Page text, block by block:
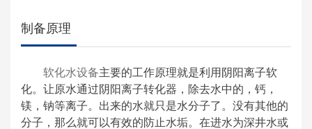
制备原理
软化水设备主要的工作原理就是利用阴阳离子软
化。让原水通过阴阳离子转化器，除去水中的，钙，
镁，钠等离子。出来的水就只是水分子了。没有其他的
分子，那么就可以有效的防止水垢。在进水为深井水或